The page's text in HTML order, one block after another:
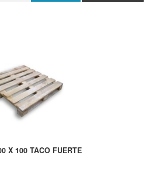
X 100 TACO FUERTE